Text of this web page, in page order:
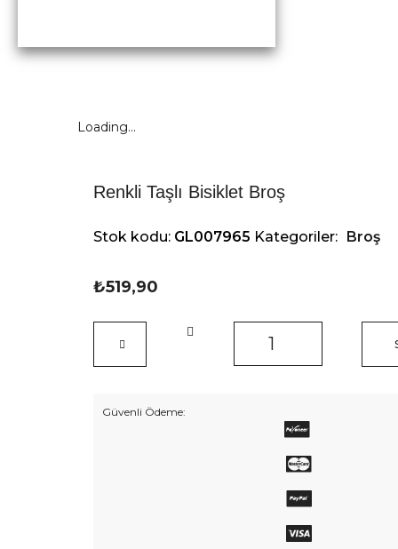
Loading...
Renkli Taşlı Bisiklet Broş
Stok kodu: GL007965 Kategoriler: Broş
₺519,90
Bisiklet
Güvenli Ödeme: